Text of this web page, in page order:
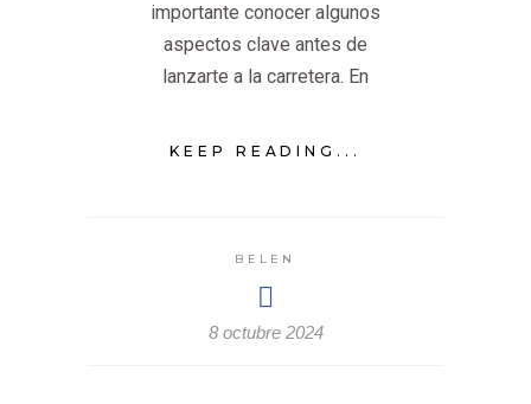
importante conocer algunos
aspectos clave antes de
lanzarte a la carretera. En
KEEP READING...
BELEN
8 octubre 2024